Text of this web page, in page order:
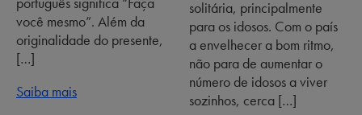
você mesmo”. Além da
originalidade do presente,
[…]
Saiba mais
solitária, principalmente
para os idosos. Com o país
a envelhecer a bom ritmo,
não para de aumentar o
número de idosos a viver
sozinhos, cerca […]